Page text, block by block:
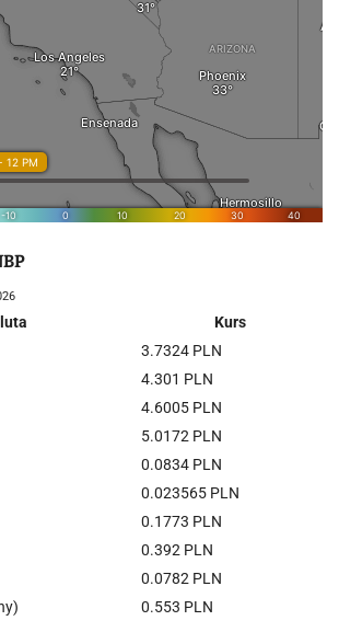
Kurs
3.7324 PLN
4.301 PLN
4.6005 PLN
5.0172 PLN
0.0834 PLN
0.023565 PLN
0.1773 PLN
0.392 PLN
0.0782 PLN
0.553 PLN